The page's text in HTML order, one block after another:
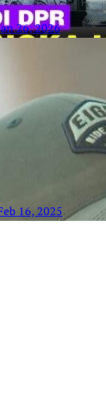
26, 2026
16, 2025